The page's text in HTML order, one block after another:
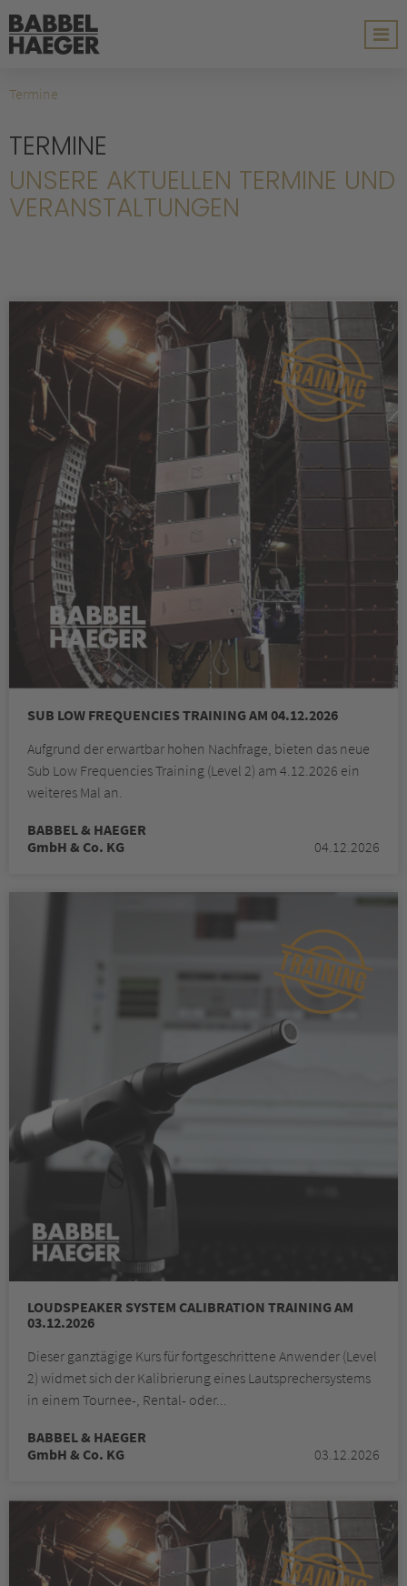
Termine
TERMINE
UNSERE AKTUELLEN TERMINE UND
VERANSTALTUNGEN
SUB LOW FREQUENCIES TRAINING AM 04.12.2026
Aufgrund der erwartbar hohen Nachfrage, bieten das neue
Sub Low Frequencies Training (Level 2) am 4.12.2026 ein
weiteres Mal an.
BABBEL & HAEGER
GmbH & Co. KG
04.12.2026
LOUDSPEAKER SYSTEM CALIBRATION TRAINING AM
03.12.2026
Dieser ganztägige Kurs für fortgeschrittene Anwender (Level
2) widmet sich der Kalibrierung eines Lautsprechersystems
in einem Tournee-, Rental- oder...
BABBEL & HAEGER
GmbH & Co. KG
03.12.2026